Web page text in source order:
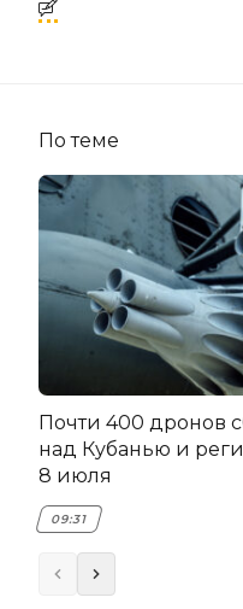
По теме
Почти 400 дронов
над Кубанью и
8 июля
09:31